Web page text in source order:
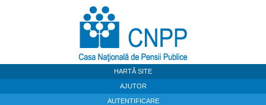
HARTĂ SITE
AJUTOR
AUTENTIFICARE